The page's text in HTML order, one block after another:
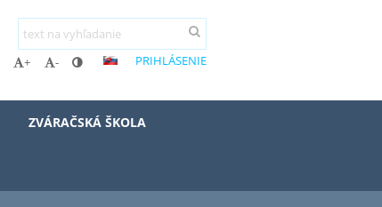
+ - PRIHLÁSENIE
ZVÁRAČSKÁ ŠKOLA